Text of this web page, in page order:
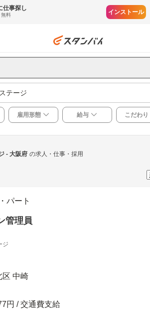
仕事探し
無料 インストール
テージ
雇用形態 給与 こだわり
- 大阪府 の求人・仕事・採用
パート
管理員
ジ
区 中崎
円 / 交通費支給